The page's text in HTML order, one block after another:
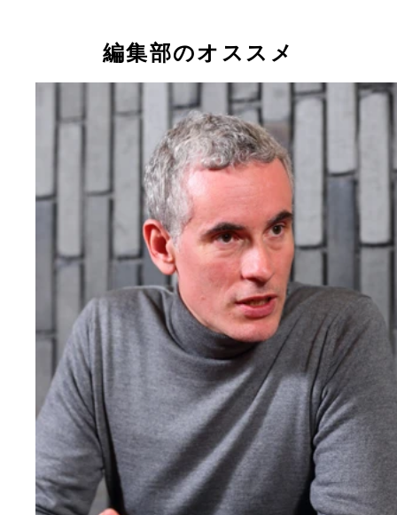
編集部のオススメ